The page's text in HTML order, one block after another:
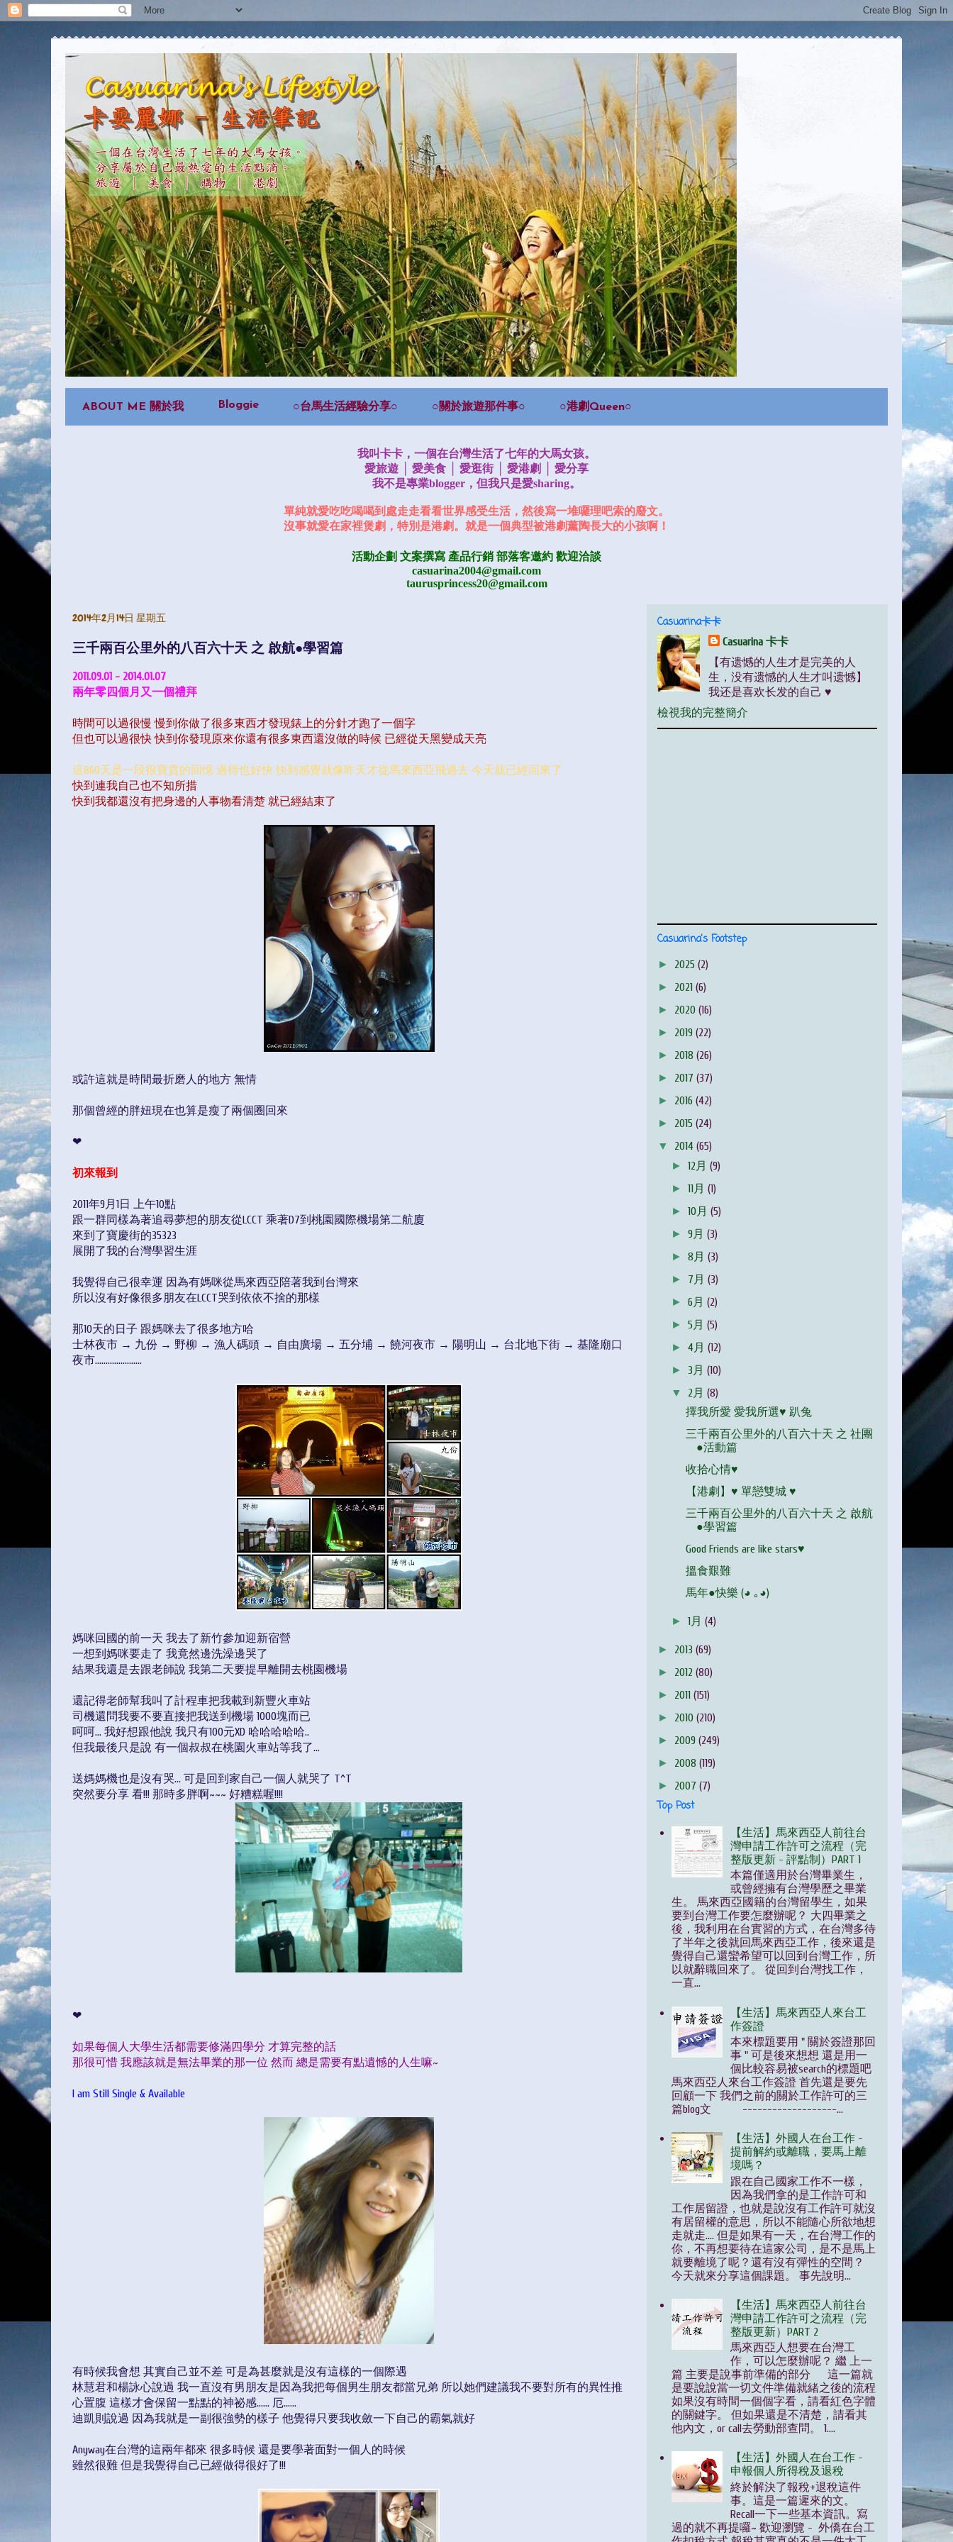
ABOUT ME 關於我 Bloggie ○台馬生活經驗分享○ ○關於旅遊那件事○ ○港劇Queen○
我叫卡卡，一個在台灣生活了七年的大馬女孩。
愛旅遊 │ 愛美食 │ 愛逛街 │ 愛港劇 │ 愛分享
我不是專業blogger，但我只是愛sharing。
單純就愛吃吃喝喝到處走走看看世界感受生活，然後寫一堆囉理吧索的廢文。
沒事就愛在家裡煲劇，特別是港劇。就是一個典型被港劇薰陶長大的小孩啊！
活動企劃 文案撰寫 產品行銷 部落客邀約 歡迎洽談
casuarina2004@gmail.com
taurusprincess20@gmail.com
2014年2月14日 星期五
三千兩百公里外的八百六十天 之 啟航●學習篇
2011.09.01 - 2014.01.07
兩年零四個月又一個禮拜
時間可以過很慢 慢到你做了很多東西才發現錶上的分針才跑了一個字
但也可以過很快 快到你發現原來你還有很多東西還沒做的時候 已經從天黑變成天亮
這860天是一段很寶貴的回憶 過得也好快 快到感覺就像昨天才從馬來西亞飛過去 今天就已經回來了
快到連我自己也不知所措
快到我都還沒有把身邊的人事物看清楚 就已經結束了
或許這就是時間最折磨人的地方 無情
那個曾經的胖妞現在也算是瘦了兩個圈回來
❤
初來報到
2011年9月1日 上午10點
跟一群同樣為著追尋夢想的朋友從LCCT 乘著D7到桃園國際機場第二航廈
來到了寶慶街的35323
展開了我的台灣學習生涯
我覺得自己很幸運 因為有媽咪從馬來西亞陪著我到台灣來
所以沒有好像很多朋友在LCCT哭到依依不捨的那樣
那10天的日子 跟媽咪去了很多地方哈
士林夜市 → 九份 → 野柳 → 漁人碼頭 → 自由廣場 → 五分埔 → 饒河夜市 → 陽明山 → 台北地下街 → 基隆廟口
夜市......................
媽咪回國的前一天 我去了新竹參加迎新宿營
一想到媽咪要走了 我竟然邊洗澡邊哭了
結果我還是去跟老師說 我第二天要提早離開去桃園機場
還記得老師幫我叫了計程車把我載到新豐火車站
司機還問我要不要直接把我送到機場 1000塊而已
呵呵... 我好想跟他說 我只有100元XD 哈哈哈哈哈..
但我最後只是說 有一個叔叔在桃園火車站等我了...
送媽媽機也是沒有哭... 可是回到家自己一個人就哭了 T^T
突然要分享 看!!! 那時多胖啊~~~ 好糟糕喔!!!!
❤
如果每個人大學生活都需要修滿四學分 才算完整的話
那很可惜 我應該就是無法畢業的那一位 然而 總是需要有點遺憾的人生嘛~
I am Still Single & Available
有時候我會想 其實自己並不差 可是為甚麼就是沒有這樣的一個際遇
林慧君和楊詠心說過 我一直沒有男朋友是因為我把每個男生朋友都當兄弟 所以她們建議我不要對所有的異性推
心置腹 這樣才會保留一點點的神祕感...... 厄......
迪凱則說過 因為我就是一副很強勢的樣子 他覺得只要我收斂一下自己的霸氣就好
Anyway在台灣的這兩年都來 很多時候 還是要學著面對一個人的時候
雖然很難 但是我覺得自己已經做得很好了!!!
Casuarina卡卡
Casuarina 卡卡
【有遗憾的人生才是完美的人
生，没有遗憾的人生才叫遗憾】
我还是喜欢长发的自己 ♥
檢視我的完整簡介
Casuarina's Footstep
► 2025 (2)
► 2021 (6)
► 2020 (16)
► 2019 (22)
► 2018 (26)
► 2017 (37)
► 2016 (42)
► 2015 (24)
▼ 2014 (65)
►12月(9)
►11月(1)
►10月(5)
►9月(3)
►8月(3)
► 7月(3)
►6月(2)
►5月(5)
►4月(12)
► 3月(10)
▼ 2月(8)
擇我所愛 愛我所選♥ 趴兔
三千兩百公里外的八百六十天 之 社團
●活動篇
收拾心情♥
【港劇】♥ 單戀雙城 ♥
三千兩百公里外的八百六十天 之 啟航
●學習篇
Good Friends are like stars♥
搵食艱難
馬年●快樂 (◕ ｡◕)
►1月(4)
► 2013 (69)
► 2012 (80)
► 2011 (151)
► 2010 (210)
► 2009 (249)
► 2008 (119)
► 2007 (7)
Top Post
【生活】馬來西亞人前往台
灣申請工作許可之流程（完
整版更新 - 評點制）PART 1
本篇僅適用於台灣畢業生，
或曾經擁有台灣學歷之畢業
生。 馬來西亞國籍的台灣留學生，如果
要到台灣工作要怎麼辦呢？ 大四畢業之
後，我利用在台實習的方式，在台灣多待
了半年之後就回馬來西亞工作，後來還是
覺得自己還蠻希望可以回到台灣工作，所
以就辭職回來了。 從回到台灣找工作，
一直...
【生活】馬來西亞人來台工
作簽證
本來標題要用 " 關於簽證那回
事 " 可是後來想想 還是用一
個比較容易被search的標題吧
馬來西亞人來台工作簽證 首先還是要先
回顧一下 我們之前的關於工作許可的三
篇blog文 -------------------...
【生活】外國人在台工作 -
提前解約或離職，要馬上離
境嗎？
跟在自己國家工作不一樣，
因為我們拿的是工作許可和
工作居留證，也就是說沒有工作許可就沒
有居留權的意思，所以不能隨心所欲地想
走就走.... 但是如果有一天，在台灣工作的
你，不再想要待在這家公司，是不是馬上
就要離境了呢？還有沒有彈性的空間？
今天就來分享這個課題。 事先說明...
【生活】馬來西亞人前往台
灣申請工作許可之流程（完
整版更新）PART 2
馬來西亞人想要在台灣工
作，可以怎麼辦呢？ 繼 上一
篇 主要是說事前準備的部分 這一篇就
是要說說當一切文件準備就緒之後的流程
如果沒有時間一個個字看，請看紅色字體
的關鍵字。 但如果還是不清楚，請看其
他內文，or call去勞動部查問。 1....
【生活】外國人在台工作 -
申報個人所得稅及退稅
終於解決了報稅+退稅這件
事。這是一篇遲來的文。
Recall一下一些基本資訊。寫
過的就不再提囉~ 歡迎瀏覽 - 外僑在台工